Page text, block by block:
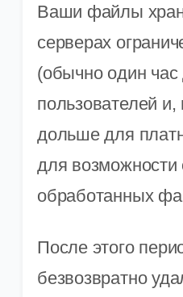
Ваши файлы
серверах
(обычно один
пользователей
дольше для
для возможности
обработанных
После этого
безвозвратно